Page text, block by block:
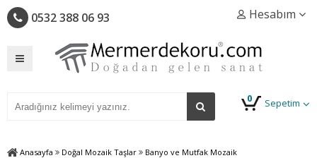
0532 388 06 93 Hesabım
Sepetim
0
Anasayfa Doğal Mozaik Taşlar
Banyo ve Mutfak Mozaik